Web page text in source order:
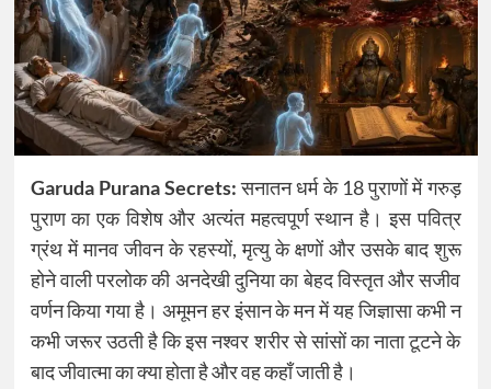
Garuda Purana Secrets:सनातन धर्म के 18 पुराणों में गरुड़
पुराण का एक विशेष और अत्यंत महत्वपूर्ण स्थान है। इस पवित्र
ग्रंथ में मानव जीवन के रहस्यों, मृत्यु के क्षणों और उसके बाद शुरू
होने वाली परलोक की अनदेखी दुनिया का बेहद विस्तृत और सजीव
वर्णन किया गया है। अमूमन हर इंसान के मन में यह जिज्ञासा कभी न
कभी जरूर उठती है कि इस नश्वर शरीर से सांसों का नाता टूटने के
बाद जीवात्मा का क्या होता है और वह कहाँ जाती है।